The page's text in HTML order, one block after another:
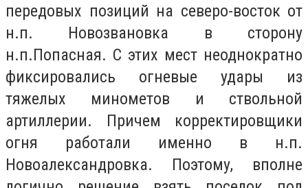
передовых позиций на северо-восток от
н.п. Новозвановка в сторону
н.п.Попасная. С этих мест неоднократно
фиксировались огневые удары из
тяжелых минометов и ствольной
артиллерии. Причем корректировщики
огня работали именно в н.п.
Новоалександровка. Поэтому, вполне